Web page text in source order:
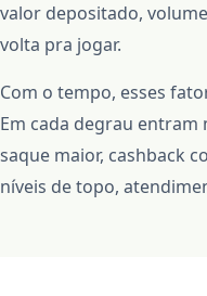
valor depositado,
volta pra jogar.
Com o tempo, esses
Em cada degrau
saque maior, cashback
níveis de topo,